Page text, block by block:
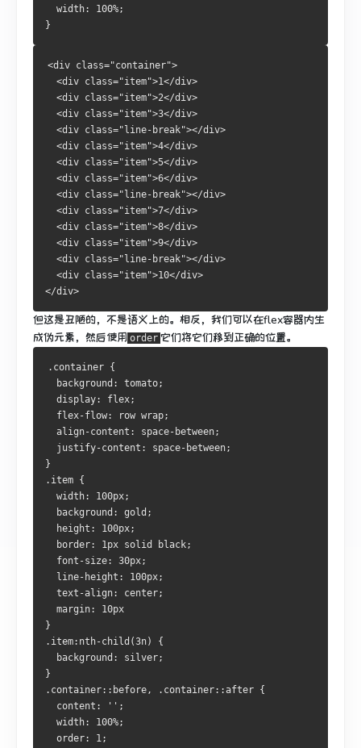
  width: 100%;
}
<div class="container">
  <div class="item">1</div>
  <div class="item">2</div>
  <div class="item">3</div>
  <div class="line-break"></div>
  <div class="item">4</div>
  <div class="item">5</div>
  <div class="item">6</div>
  <div class="line-break"></div>
  <div class="item">7</div>
  <div class="item">8</div>
  <div class="item">9</div>
  <div class="line-break"></div>
  <div class="item">10</div>
</div>
但这是丑陋的，不是语义上的。 相反，我们可以在flex容器内生
成伪元素，然后使用 order 它们将它们移到正确的位置。
.container {
  background: tomato;
  display: flex;
  flex-flow: row wrap;
  align-content: space-between;
  justify-content: space-between;
}
.item {
  width: 100px;
  background: gold;
  height: 100px;
  border: 1px solid black;
  font-size: 30px;
  line-height: 100px;
  text-align: center;
  margin: 10px
}
.item:nth-child(3n) {
  background: silver;
}
.container::before, .container::after {
  content: '';
  width: 100%;
  order: 1;